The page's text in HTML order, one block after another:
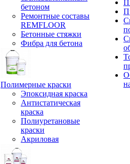
бетоном
Ремонтные составы
REMFLOOR
Бетонные стяжки
Фибра для бетона
Полимерные краски
Эпоксидная краска
Антистатическая
краска
Полиуретановые
краски
Акриловая